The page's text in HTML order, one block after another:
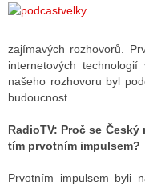
RÁDIÍ
VYSÍLAČE
TELEVIZE
TELEVIZÍ
zajímavých rozhovorů.
internetových
našeho rozhovoru byl
budoucnost.
RadioTV: Proč se
tím prvotním impulsem?
Prvotním impulsem byli